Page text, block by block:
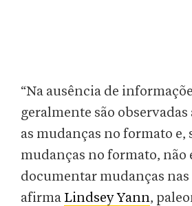
“Na ausência de
geralmente são
as mudanças no formato e,
mudanças no formato, não
documentar mudanças nas
afirma Lindsey Yann,